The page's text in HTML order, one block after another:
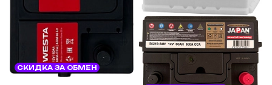
СКИДКА ЗА ОБМЕН